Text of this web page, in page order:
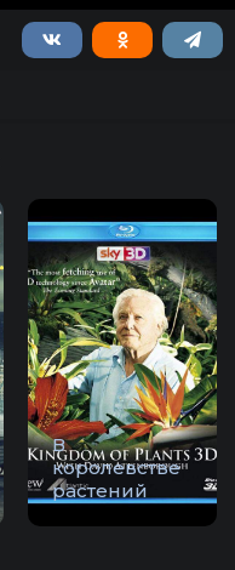
В
королевстве
растений